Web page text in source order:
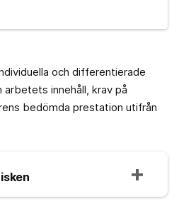
och differentierade
innehåll, krav på
bedömda prestation utifrån